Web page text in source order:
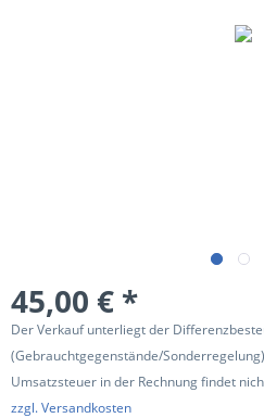
45,00 € *
Der Verkauf unterliegt der
(Gebrauchtgegenstände/
Umsatzsteuer in der Rechnung findet
zzgl. Versandkosten